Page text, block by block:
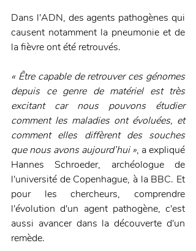
Dans l'ADN, des agents pathogènes qui
causent notamment la pneumonie et de
la fièvre ont été retrouvés.
« Être capable de retrouver ces génomes
depuis ce genre de matériel est très
excitant car nous pouvons étudier
comment les maladies ont évoluées, et
comment elles diffèrent des souches
que nous avons aujourd’hui », a expliqué
Hannes Schroeder, archéologue de
l'université de Copenhague, à la BBC. Et
pour les chercheurs, comprendre
l'évolution d'un agent pathogène, c'est
aussi avancer dans la découverte d'un
remède.